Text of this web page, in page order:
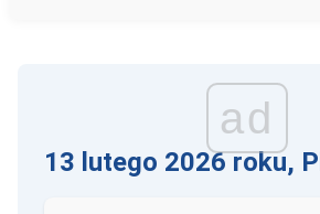
ad
13 lutego 2026 roku,